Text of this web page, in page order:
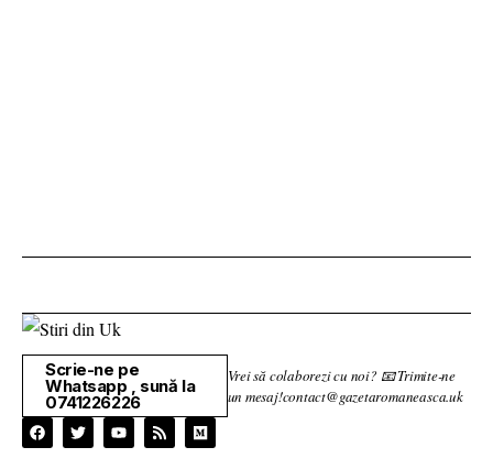
Scrie-ne pe
Whatsapp , sună la
0741226226
Vrei să colaborezi cu noi? 📧 Trimite-ne
un mesaj!contact@gazetaromaneasca.uk